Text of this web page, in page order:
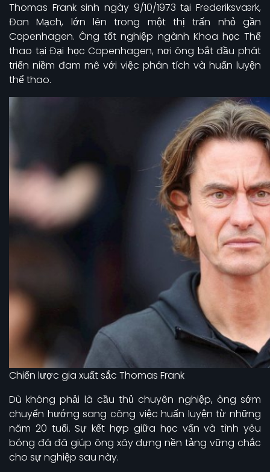
Thomas Frank sinh ngày 9/10/1973 tại Frederiksværk,
Đan Mạch, lớn lên trong một thị trấn nhỏ gần
Copenhagen. Ông tốt nghiệp ngành Khoa học Thể
thao tại Đại học Copenhagen, nơi ông bắt đầu phát
triển niềm đam mê với việc phân tích và huấn luyện
thể thao.
Chiến lược gia xuất sắc Thomas Frank
Dù không phải là cầu thủ chuyên nghiệp, ông sớm
chuyển hướng sang công việc huấn luyện từ những
năm 20 tuổi. Sự kết hợp giữa học vấn và tình yêu
bóng đá đã giúp ông xây dựng nền tảng vững chắc
cho sự nghiệp sau này.